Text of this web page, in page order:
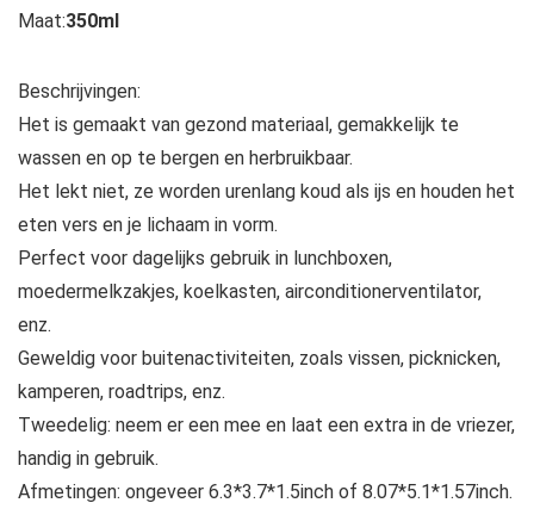
Maat:350ml
Beschrijvingen:
Het is gemaakt van gezond materiaal, gemakkelijk te
wassen en op te bergen en herbruikbaar.
Het lekt niet, ze worden urenlang koud als ijs en houden het
eten vers en je lichaam in vorm.
Perfect voor dagelijks gebruik in lunchboxen,
moedermelkzakjes, koelkasten, airconditionerventilator,
enz.
Geweldig voor buitenactiviteiten, zoals vissen, picknicken,
kamperen, roadtrips, enz.
Tweedelig: neem er een mee en laat een extra in de vriezer,
handig in gebruik.
Afmetingen: ongeveer 6.3*3.7*1.5inch of 8.07*5.1*1.57inch.